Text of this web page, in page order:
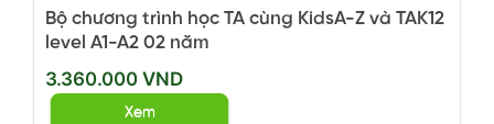
Bộ chương trình học TA cùng KidsA-Z và TAK12
level A1-A2 02 năm
3.360.000 VND
Xem